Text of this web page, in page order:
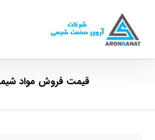
قیمت فروش مواد